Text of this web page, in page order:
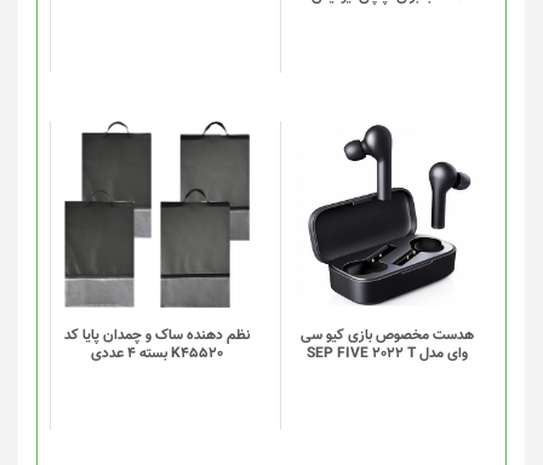
هدست مخصوص بازی کیو سی
وای مدل SEP FIVE 2022 T
این
دارای
انواع
مختلفی
می
باشد.
گزینه
ها
نظم دهنده ساک و چمدان پایا کد
K45520 بسته 4 عددی
دارای
انواع
می
باشد.
گزینه
ها